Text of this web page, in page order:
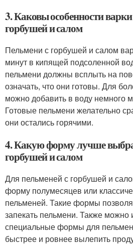
3. Каковы особенности
горбушей и салом
Пельмени с горбушей и салом
минут в кипящей подсоленной
пельмени должны всплыть на
означать, что они готовы. Для
можно добавить в воду немного
Готовые пельмени желательно
они остались горячими.
4. Какую форму лучше
горбушей и салом
Для пельменей с горбушей и
форму полумесяцев или
пельменей. Такие формы
запекать пельмени. Также можно
специальные формы для
быстрее и ровнее вылепить